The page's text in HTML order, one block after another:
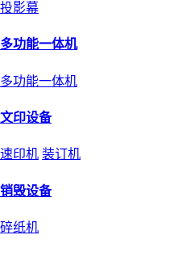
投影幕
多功能一体机
多功能一体机
文印设备
速印机 装订机
销毁设备
碎纸机